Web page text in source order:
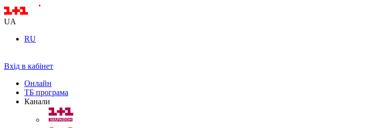
UA
RU
Вхід в кабінет
Онлайн
ТБ програма
Канали